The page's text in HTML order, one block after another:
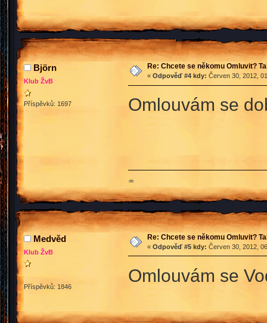
Björn
Klub ŽvB
Příspěvků: 1697
Re: Chcete se někomu Omluvit?
« Odpověď #4 kdy: Červen 30, 2012,
Omlouvám se
♒
Medvěd
Klub ŽvB
Příspěvků: 1846
Re: Chcete se někomu Omluvit?
« Odpověď #5 kdy: Červen 30, 2012,
Omlouvám se